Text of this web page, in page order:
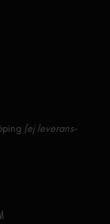
(ej leverans-